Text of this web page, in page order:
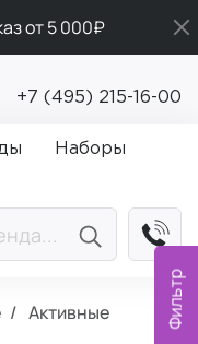
Фильтр
от 5 000₽
от 5 000₽
+7 (495) 215-16-00
Наборы
Активные